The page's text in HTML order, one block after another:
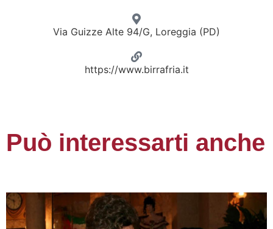
Via Guizze Alte 94/G, Loreggia (PD)
https://www.birrafria.it
Può interessarti anche